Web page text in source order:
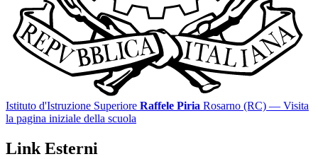
Istituto d'Istruzione Superiore Raffele Piria Rosarno (RC) — Visita
la pagina iniziale della scuola
Link Esterni